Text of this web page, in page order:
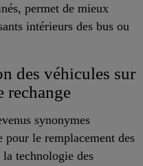
permet de mieux
intérieurs des bus ou
des véhicules sur
rechange
synonymes
pour le remplacement des
technologie des